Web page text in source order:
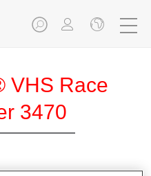
VHS Race
3470